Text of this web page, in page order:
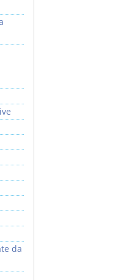
da
Preliminari
ebook
incl.)